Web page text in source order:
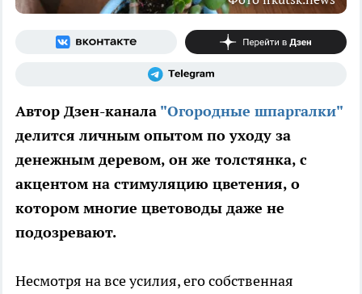
Автор Дзен-канала "Огородные шпаргалки"
делится личным опытом по уходу за
денежным деревом, он же толстянка, с
акцентом на стимуляцию цветения, о
котором многие цветоводы даже не
подозревают.
Несмотря на все усилия, его собственная